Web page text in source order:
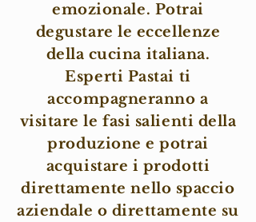
emozionale. Potrai
degustare le eccellenze
della cucina italiana.
Esperti Pastai ti
accompagneranno a
visitare le fasi salienti della
produzione e potrai
acquistare i prodotti
direttamente nello spaccio
aziendale o direttamente su